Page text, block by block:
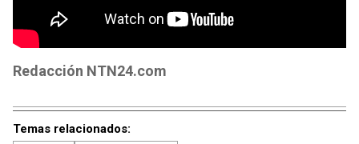
Redacción NTN24.com
Temas relacionados: